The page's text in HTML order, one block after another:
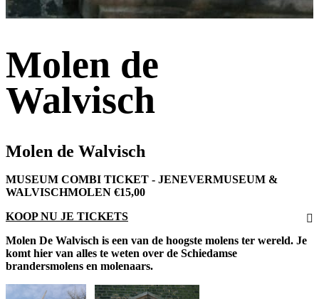
Molen de
Walvisch
Molen de Walvisch
MUSEUM COMBI TICKET - JENEVERMUSEUM &
WALVISCHMOLEN €15,00
KOOP NU JE TICKETS
Molen De Walvisch is een van de hoogste molens ter wereld. Je
komt hier van alles te weten over de Schiedamse
brandersmolens en molenaars.